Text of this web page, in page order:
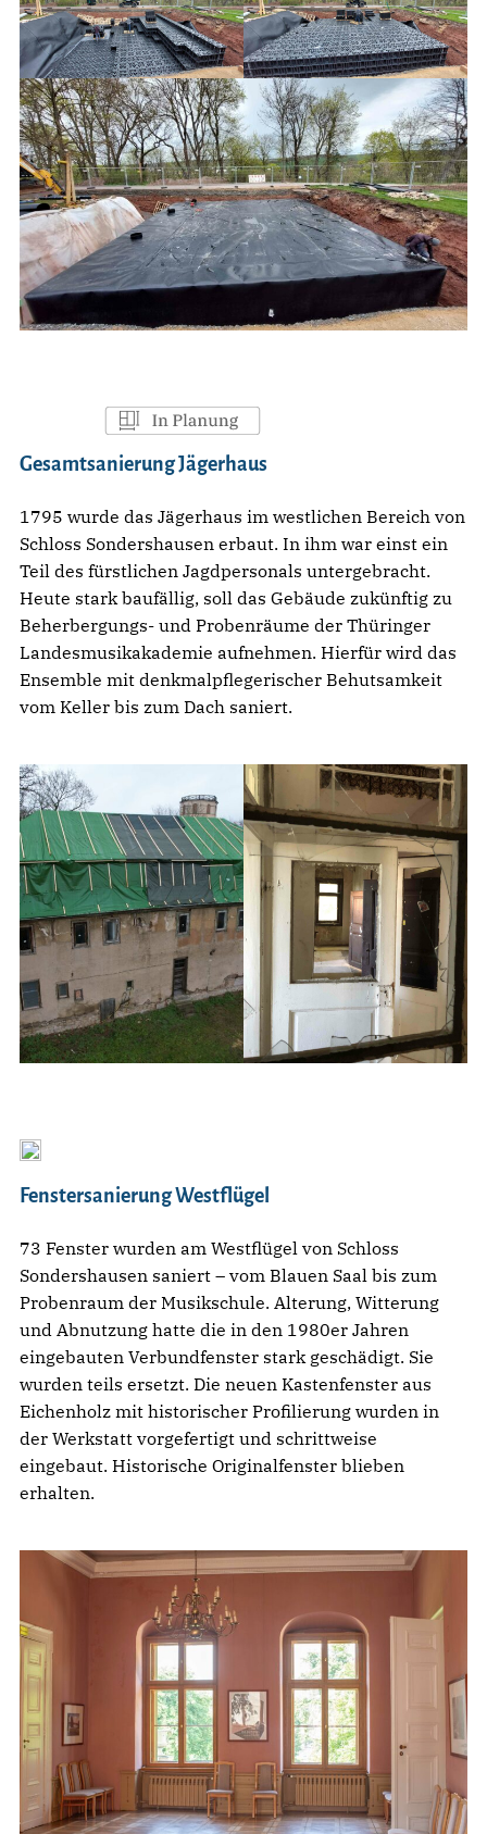
Gesamtsanierung Jägerhaus
1795 wurde das Jägerhaus im westlichen Bereich von
Schloss Sondershausen erbaut. In ihm war einst ein
Teil des fürstlichen Jagdpersonals untergebracht.
Heute stark baufällig, soll das Gebäude zukünftig zu
Beherbergungs- und Probenräume der Thüringer
Landesmusikakademie aufnehmen. Hierfür wird das
Ensemble mit denkmalpflegerischer Behutsamkeit
vom Keller bis zum Dach saniert.
Fenstersanierung Westflügel
73 Fenster wurden am Westflügel von Schloss
Sondershausen saniert – vom Blauen Saal bis zum
Probenraum der Musikschule. Alterung, Witterung
und Abnutzung hatte die in den 1980er Jahren
eingebauten Verbundfenster stark geschädigt. Sie
wurden teils ersetzt. Die neuen Kastenfenster aus
Eichenholz mit historischer Profilierung wurden in
der Werkstatt vorgefertigt und schrittweise
eingebaut. Historische Originalfenster blieben
erhalten.